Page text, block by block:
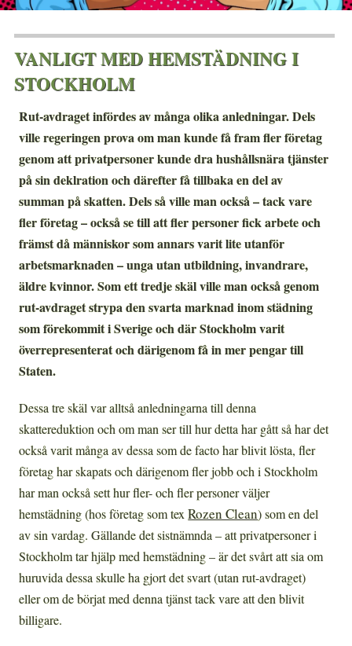
VANLIGT MED HEMSTÄDNING I
STOCKHOLM
Rut-avdraget infördes av många olika anledningar. Dels
ville regeringen prova om man kunde få fram fler företag
genom att privatpersoner kunde dra hushållsnära tjänster
på sin deklration och därefter få tillbaka en del av
summan på skatten. Dels så ville man också – tack vare
fler företag – också se till att fler personer fick arbete och
främst då människor som annars varit lite utanför
arbetsmarknaden – unga utan utbildning, invandrare,
äldre kvinnor. Som ett tredje skäl ville man också genom
rut-avdraget strypa den svarta marknad inom städning
som förekommit i Sverige och där Stockholm varit
överrepresenterat och därigenom få in mer pengar till
Staten.
Dessa tre skäl var alltså anledningarna till denna
skattereduktion och om man ser till hur detta har gått så har det
också varit många av dessa som de facto har blivit lösta, fler
företag har skapats och därigenom fler jobb och i Stockholm
har man också sett hur fler- och fler personer väljer
hemstädning (hos företag som texRozen Clean) som en del
av sin vardag. Gällande det sistnämnda – att privatpersoner i
Stockholm tar hjälp med hemstädning – är det svårt att sia om
huruvida dessa skulle ha gjort det svart (utan rut-avdraget)
eller om de börjat med denna tjänst tack vare att den blivit
billigare.